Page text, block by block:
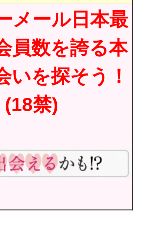
メール日本最
員数を誇る本
いを探そう！
(18禁)